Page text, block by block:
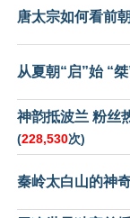
唐太宗如何看前
从夏朝“启”始 “
神韵抵波兰 粉丝
(228,530次)
秦岭太白山的神